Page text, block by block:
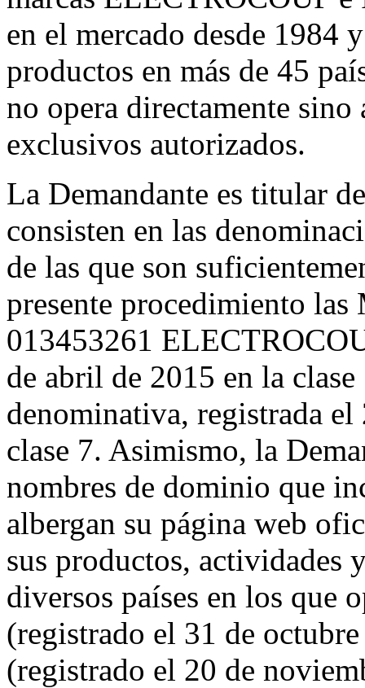
en el mercado desde 1984
productos en más de 45
no opera directamente
exclusivos autorizados.
La Demandante es titular
consisten en las
de las que son
presente procedimiento
013453261
de abril de 2015 en la
denominativa, registrada
clase 7. Asimismo, la
nombres de dominio que
albergan su página web
sus productos, actividades
diversos países en los que
(registrado el 31 de
(registrado el 20 de